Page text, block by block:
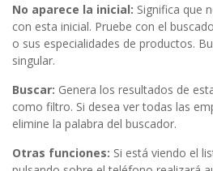
No aparece la inicial: Significa que
con esta inicial. Pruebe con el
o sus especialidades de productos.
singular.
Buscar: Genera los resultados de
como filtro. Si desea ver todas las
elimine la palabra del buscador.
Otras funciones: Si está viendo el